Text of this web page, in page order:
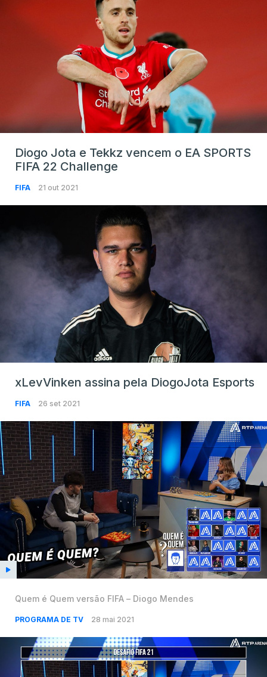
Diogo Jota e Tekkz vencem o EA SPORTS
FIFA 22 Challenge
FIFA 21 out 2021
xLevVinken assina pela DiogoJota Esports
FIFA 26 set 2021
Quem é Quem versão FIFA – Diogo Mendes
PROGRAMA DE TV 28 mai 2021